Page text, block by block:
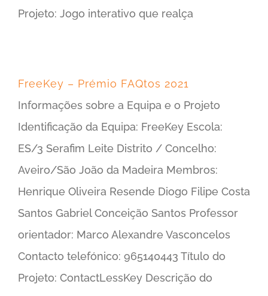
Projeto: Jogo interativo que realça
FreeKey – Prémio FAQtos 2021
Informações sobre a Equipa e o Projeto
Identificação da Equipa: FreeKey Escola:
ES/3 Serafim Leite Distrito / Concelho:
Aveiro/São João da Madeira Membros:
Henrique Oliveira Resende Diogo Filipe Costa
Santos Gabriel Conceição Santos Professor
orientador: Marco Alexandre Vasconcelos
Contacto telefónico: 965140443 Título do
Projeto: ContactLessKey Descrição do